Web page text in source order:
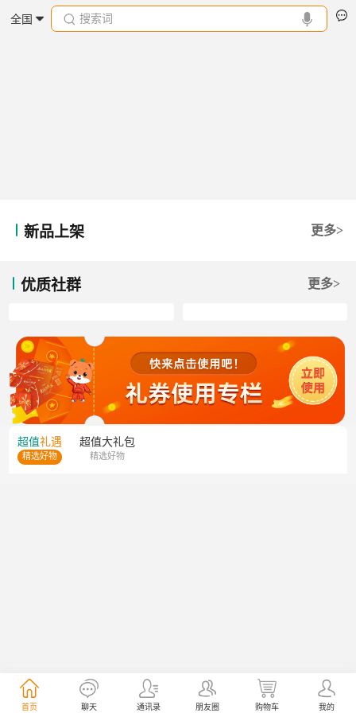
全国 搜索词
新品上架 更多>
优质社群 更多>
超值礼遇
精选好物
超值大礼包
精选好物
首页 聊天 通讯录 朋友圈 购物车 我的